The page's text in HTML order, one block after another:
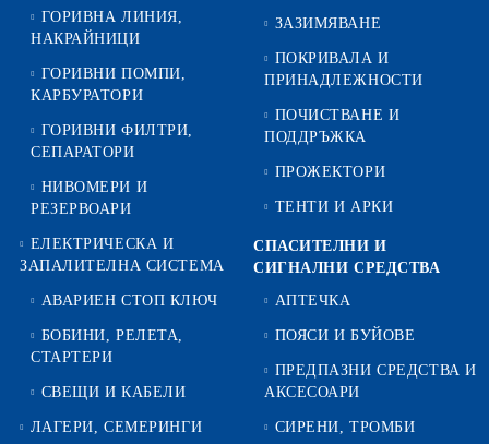
ГОРИВНА ЛИНИЯ,
НАКРАЙНИЦИ
ГОРИВНИ ПОМПИ,
КАРБУРАТОРИ
ГОРИВНИ ФИЛТРИ,
СЕПАРАТОРИ
НИВОМЕРИ И
РЕЗЕРВОАРИ
ЕЛЕКТРИЧЕСКА И
ЗАПАЛИТЕЛНА СИСТЕМА
АВАРИЕН СТОП КЛЮЧ
БОБИНИ, РЕЛЕТА,
СТАРТЕРИ
СВЕЩИ И КАБЕЛИ
ЛАГЕРИ, СЕМЕРИНГИ
ЗАЗИМЯВАНЕ
ПОКРИВАЛА И
ПРИНАДЛЕЖНОСТИ
ПОЧИСТВАНЕ И
ПОДДРЪЖКА
ПРОЖЕКТОРИ
ТЕНТИ И АРКИ
СПАСИТЕЛНИ И
СИГНАЛНИ СРЕДСТВА
АПТЕЧКА
ПОЯСИ И БУЙОВЕ
ПРЕДПАЗНИ СРЕДСТВА И
АКСЕСОАРИ
СИРЕНИ, ТРОМБИ